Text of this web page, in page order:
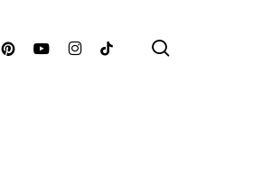
pinterestyoutubeinstagram
tiktok